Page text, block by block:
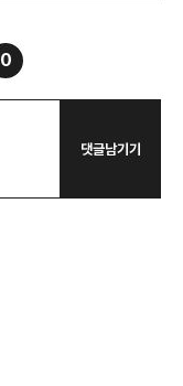
0
댓글남기기